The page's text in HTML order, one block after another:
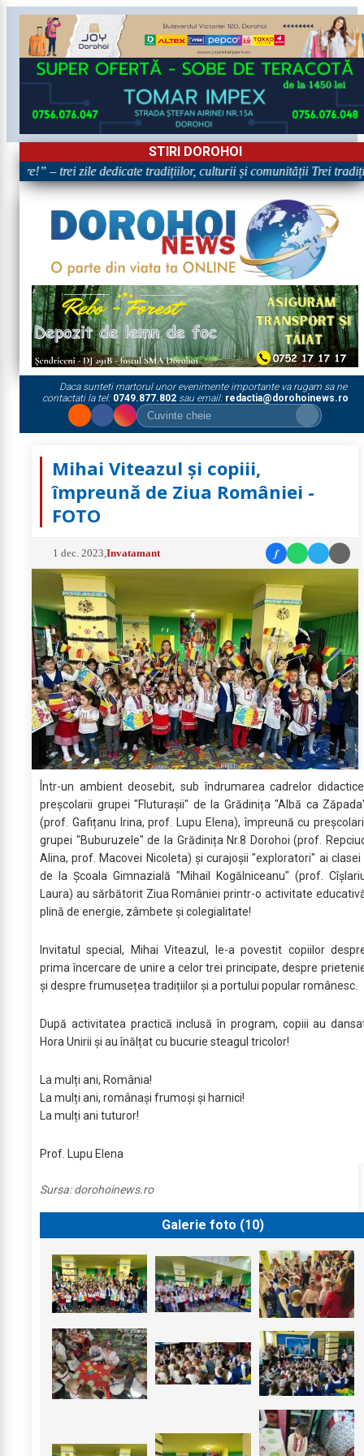
STIRI DOROHOI
– trei zile dedicate tradițiilor, culturii și comunității Trei
Daca sunteti martorul unor evenimente importante va rugam sa ne
contactati la tel: 0749.877.802sau email: redactia@dorohoinews.ro
Mihai Viteazul și copiii,
împreună de Ziua României -
FOTO
1 dec. 2023 ,Invatamant f
Într-un ambient deosebit, sub îndrumarea cadrelor
preșcolarii grupei "Fluturașii" de la Grădinița "Albă ca
(prof. Gafițanu Irina, prof. Lupu Elena), împreună cu
grupei "Buburuzele" de la Grădinița Nr.8 Dorohoi (prof.
Alina, prof. Macovei Nicoleta) și curajoșii "exploratori" ai clasei
de la Școala Gimnazială "Mihail Kogălniceanu" (prof.
Laura) au sărbătorit Ziua României printr-o activitate
plină de energie, zâmbete și colegialitate!
Invitatul special, Mihai Viteazul, le-a povestit copiilor
prima încercare de unire a celor trei principate, despre
și despre frumusețea tradițiilor și a portului popular românesc.
După activitatea practică inclusă în program, copiii au
Hora Unirii și au înălțat cu bucurie steagul tricolor!
La mulți ani, România!
La mulți ani, românași frumoși și harnici!
La mulți ani tuturor!
Prof. Lupu Elena
Sursa:dorohoinews.ro
Galerie foto (10)